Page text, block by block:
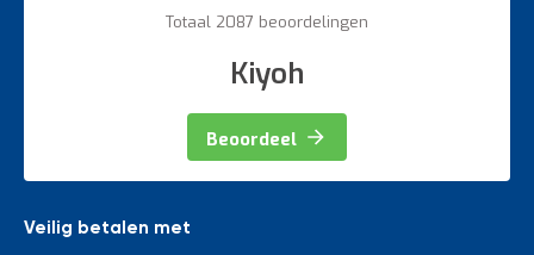
Totaal 2087 beoordelingen
Kiyoh
Beoordeel
Veilig betalen met